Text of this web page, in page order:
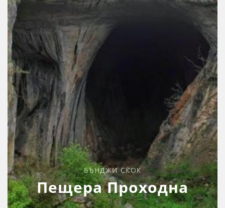
БЪНДЖИ СКОК
Пещера Проходна